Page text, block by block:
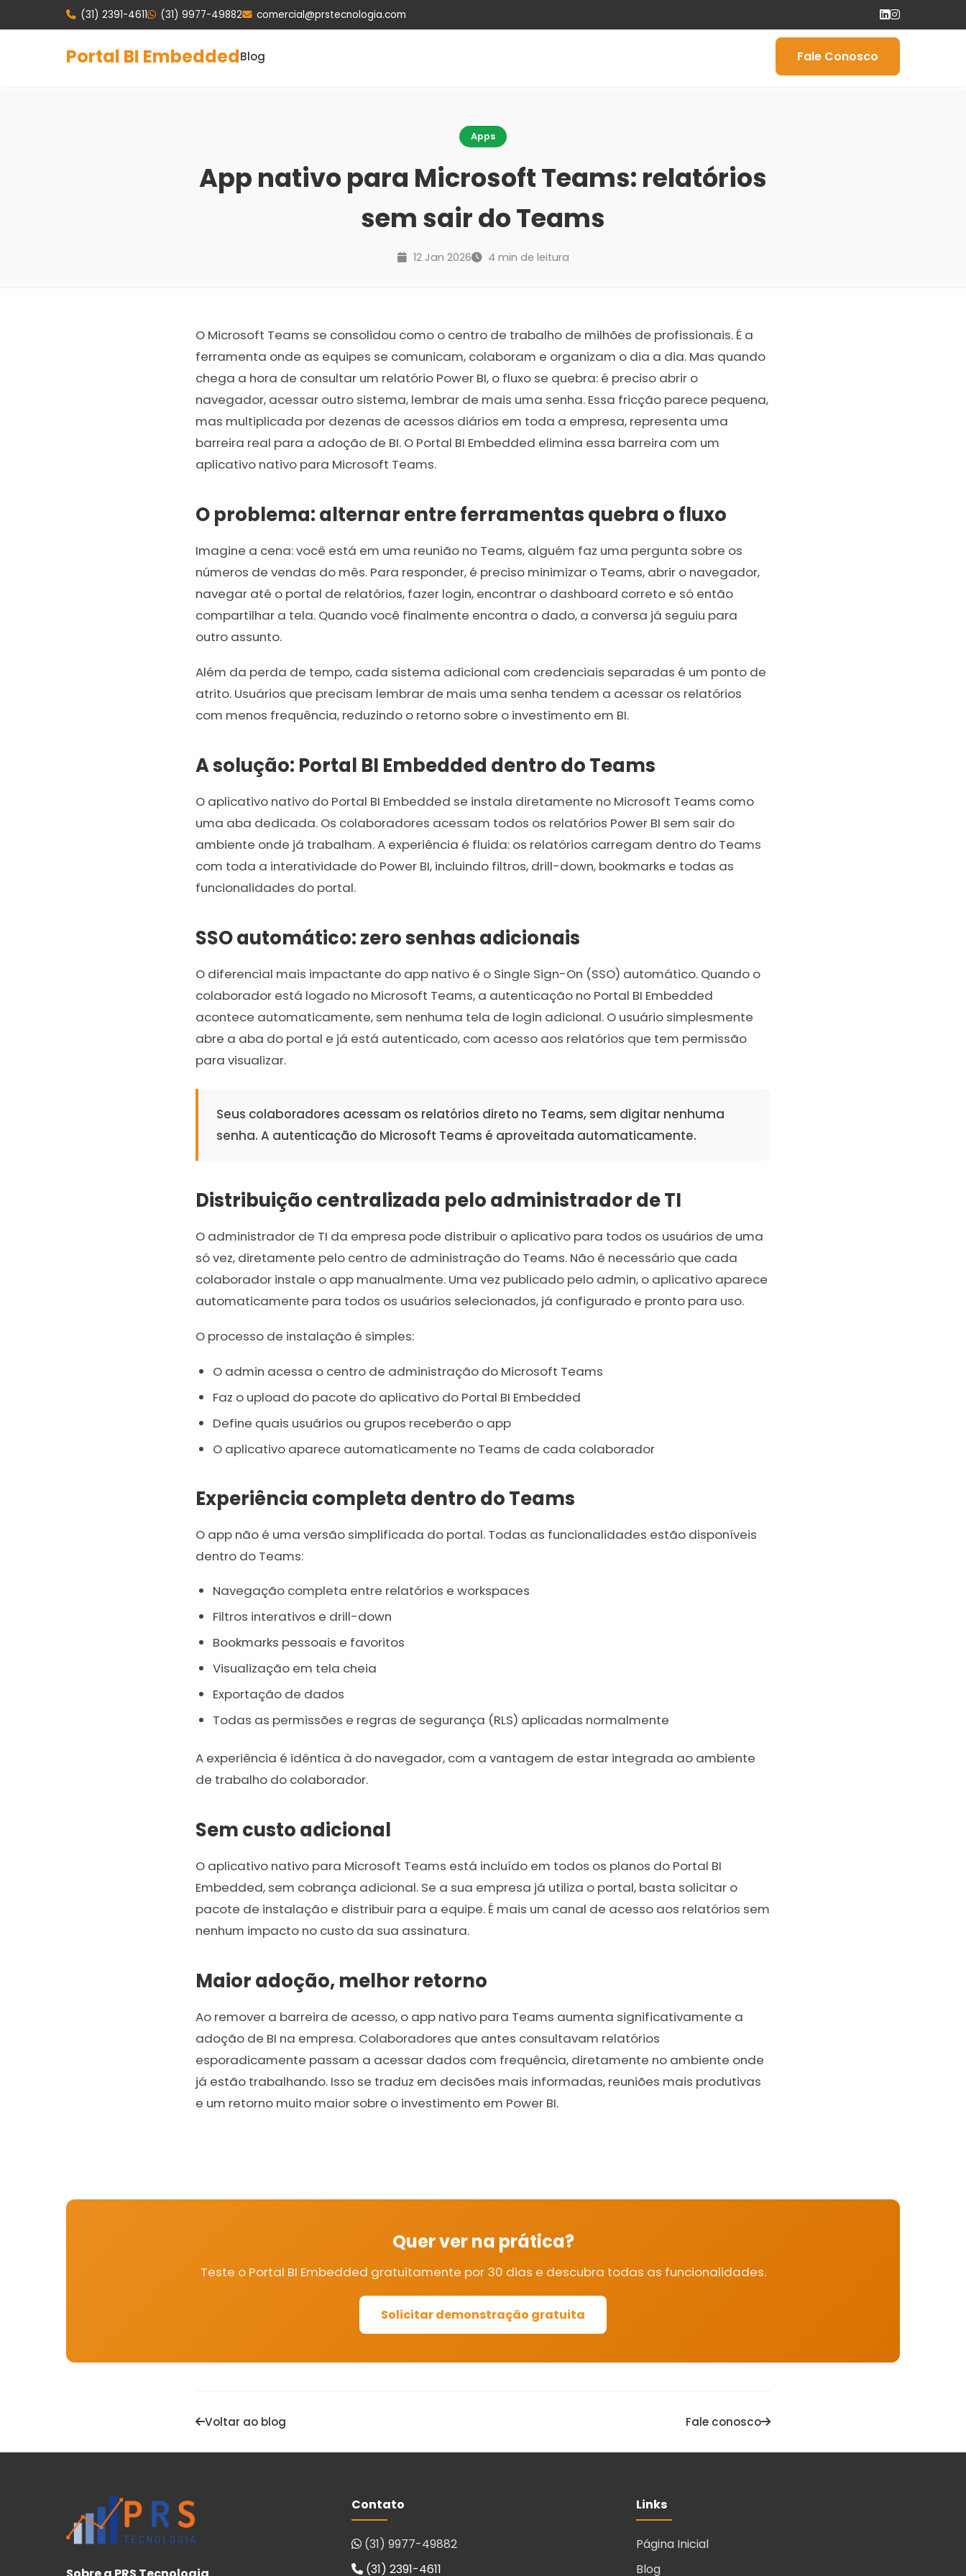
(31) 2391-4611 (31) 9977-49882 comercial@prstecnologia.com
Portal BI EmbeddedBlog Fale Conosco
Apps
App nativo para Microsoft Teams: relatórios
sem sair do Teams
12 Jan 2026 4 min de leitura
O Microsoft Teams se consolidou como o centro de trabalho de milhões de profissionais. É a
ferramenta onde as equipes se comunicam, colaboram e organizam o dia a dia. Mas quando
chega a hora de consultar um relatório Power BI, o fluxo se quebra: é preciso abrir o
navegador, acessar outro sistema, lembrar de mais uma senha. Essa fricção parece pequena,
mas multiplicada por dezenas de acessos diários em toda a empresa, representa uma
barreira real para a adoção de BI. O Portal BI Embedded elimina essa barreira com um
aplicativo nativo para Microsoft Teams.
O problema: alternar entre ferramentas quebra o fluxo
Imagine a cena: você está em uma reunião no Teams, alguém faz uma pergunta sobre os
números de vendas do mês. Para responder, é preciso minimizar o Teams, abrir o navegador,
navegar até o portal de relatórios, fazer login, encontrar o dashboard correto e só então
compartilhar a tela. Quando você finalmente encontra o dado, a conversa já seguiu para
outro assunto.
Além da perda de tempo, cada sistema adicional com credenciais separadas é um ponto de
atrito. Usuários que precisam lembrar de mais uma senha tendem a acessar os relatórios
com menos frequência, reduzindo o retorno sobre o investimento em BI.
A solução: Portal BI Embedded dentro do Teams
O aplicativo nativo do Portal BI Embedded se instala diretamente no Microsoft Teams como
uma aba dedicada. Os colaboradores acessam todos os relatórios Power BI sem sair do
ambiente onde já trabalham. A experiência é fluida: os relatórios carregam dentro do Teams
com toda a interatividade do Power BI, incluindo filtros, drill-down, bookmarks e todas as
funcionalidades do portal.
SSO automático: zero senhas adicionais
O diferencial mais impactante do app nativo é o Single Sign-On (SSO) automático. Quando o
colaborador está logado no Microsoft Teams, a autenticação no Portal BI Embedded
acontece automaticamente, sem nenhuma tela de login adicional. O usuário simplesmente
abre a aba do portal e já está autenticado, com acesso aos relatórios que tem permissão
para visualizar.
Seus colaboradores acessam os relatórios direto no Teams, sem digitar nenhuma
senha. A autenticação do Microsoft Teams é aproveitada automaticamente.
Distribuição centralizada pelo administrador de TI
O administrador de TI da empresa pode distribuir o aplicativo para todos os usuários de uma
só vez, diretamente pelo centro de administração do Teams. Não é necessário que cada
colaborador instale o app manualmente. Uma vez publicado pelo admin, o aplicativo aparece
automaticamente para todos os usuários selecionados, já configurado e pronto para uso.
O processo de instalação é simples:
O admin acessa o centro de administração do Microsoft Teams
Faz o upload do pacote do aplicativo do Portal BI Embedded
Define quais usuários ou grupos receberão o app
O aplicativo aparece automaticamente no Teams de cada colaborador
Experiência completa dentro do Teams
O app não é uma versão simplificada do portal. Todas as funcionalidades estão disponíveis
dentro do Teams:
Navegação completa entre relatórios e workspaces
Filtros interativos e drill-down
Bookmarks pessoais e favoritos
Visualização em tela cheia
Exportação de dados
Todas as permissões e regras de segurança (RLS) aplicadas normalmente
A experiência é idêntica à do navegador, com a vantagem de estar integrada ao ambiente
de trabalho do colaborador.
Sem custo adicional
O aplicativo nativo para Microsoft Teams está incluído em todos os planos do Portal BI
Embedded, sem cobrança adicional. Se a sua empresa já utiliza o portal, basta solicitar o
pacote de instalação e distribuir para a equipe. É mais um canal de acesso aos relatórios sem
nenhum impacto no custo da sua assinatura.
Maior adoção, melhor retorno
Ao remover a barreira de acesso, o app nativo para Teams aumenta significativamente a
adoção de BI na empresa. Colaboradores que antes consultavam relatórios
esporadicamente passam a acessar dados com frequência, diretamente no ambiente onde
já estão trabalhando. Isso se traduz em decisões mais informadas, reuniões mais produtivas
e um retorno muito maior sobre o investimento em Power BI.
Quer ver na prática?
Teste o Portal BI Embedded gratuitamente por 30 dias e descubra todas as funcionalidades.
Solicitar demonstração gratuita
Voltar ao blog Fale conosco
Contato
(31) 9977-49882
(31) 2391-4611
Links
Página Inicial
Blog